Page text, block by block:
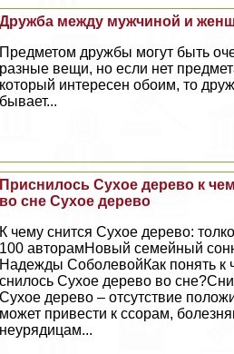
Дружба между мужчиной и
Предметом дружбы могут быть
разные вещи, но если нет
который интересен обоим, то
бывает...
Приснилось Сухое дерево к
во сне Сухое дерево
К чему снится Сухое дерево:
100 авторамНовый семейный
Надежды СоболевойКак понять к
снилось Сухое дерево во
Сухое дерево – отсутствие
может привести к ссорам,
неурядицам...